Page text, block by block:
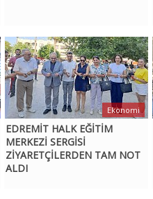
EDREMİT HALK EĞİTİM
MERKEZİ SERGİSİ
ZİYARETÇİLERDEN TAM NOT
ALDI
Ekonomi